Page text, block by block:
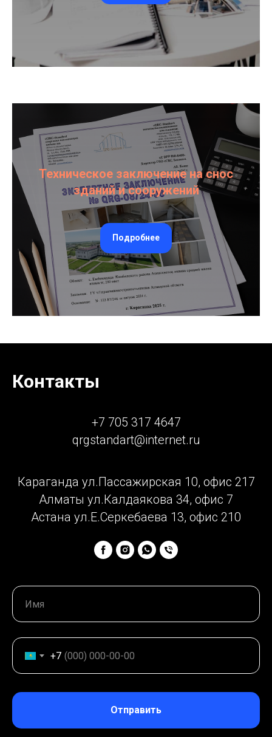
Техническое заключение на снос
зданий и сооружений
Подробнее
Контакты
+7 705 317 4647
qrgstandart@internet.ru
Караганда ул.Пассажирская 10, офис 217
Алматы ул.Калдаякова 34, офис 7
Астана ул.Е.Серкебаева 13, офис 210
+7
Отправить